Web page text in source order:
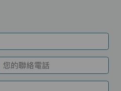
您的聯絡電話